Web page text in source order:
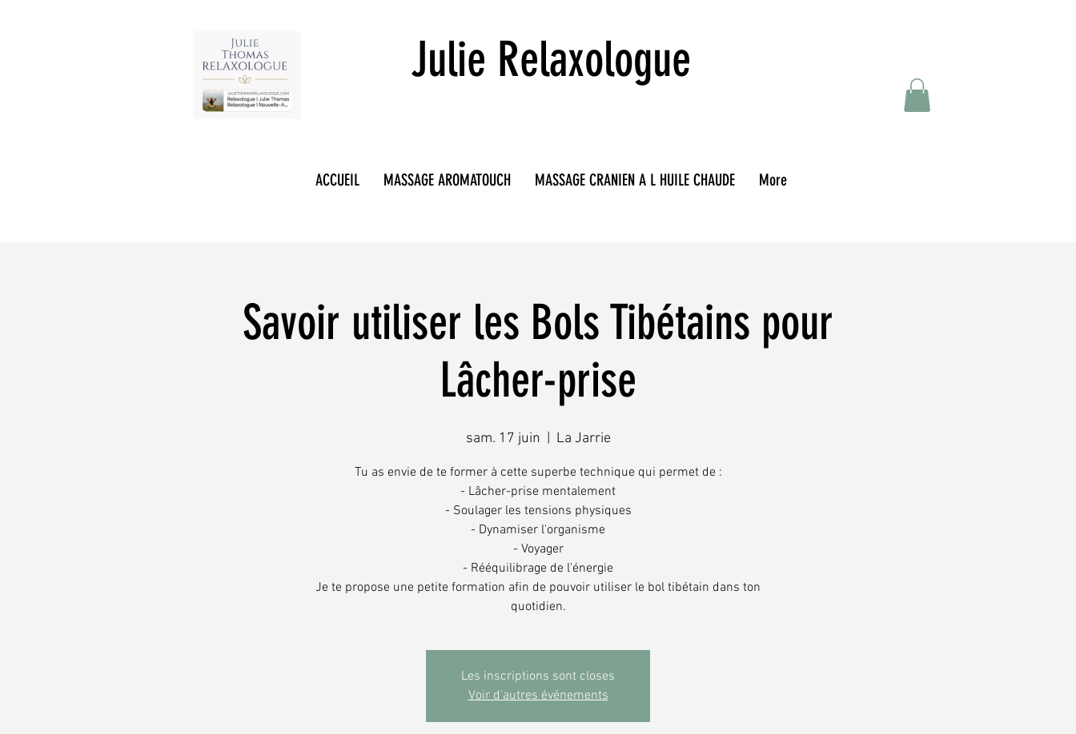
RELAXOLOGUE Julie Relaxologue
ACCUEIL MASSAGE AROMATOUCH MASSAGE CRANIEN A L HUILE CHAUDE More
Savoir utiliser les Bols Tibétains pour
Lâcher-prise
sam. 17 juin La Jarrie
Tu as envie de te former à cette superbe technique qui permet de :
- Lâcher-prise mentalement
- Soulager les tensions physiques
- Dynamiser l'organisme
- Voyager
- Rééquilibrage de l'énergie
Je te propose une petite formation afin de pouvoir utiliser le bol tibétain dans ton
Les inscriptions sont closes
Voir d'autres événements